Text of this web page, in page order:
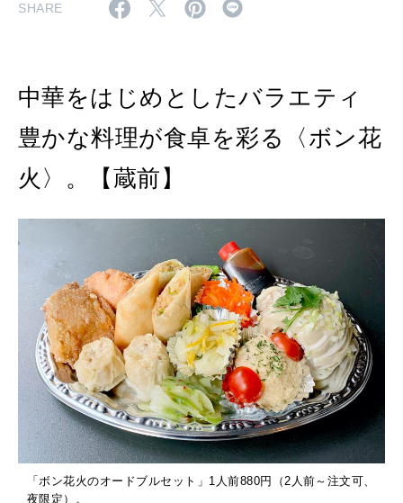
2026年9月号「北海道 おいしく遊ぶ、夏のご褒美旅。」
2026年7月号「鎌倉 ローカルが 教えてくれた 本当の歩き方。」
2026年6月号「大銀座 トレンドが生まれる 新しい一流店へ。」
2026年5月号「“大好き”に出会いに。韓国」
2026年4月号「未来をつくる、学びの教科書。」
2026年3月号「スイーツ予想図 2026」
2026年2月号「良運を掴む 新・開運術。」
2026年1月号「猫がいれば、幸せ」
2025年12月号「お酒の新常識。」
MAGAZINE MOOK
FOLLOW US!
SHARE
中華をはじめとしたバラエティ
豊かな料理が食卓を彩る〈ボン花
火〉。【蔵前】
「ボン花火のオードブルセット」1人前880円（2人前～注文可、
夜限定）。